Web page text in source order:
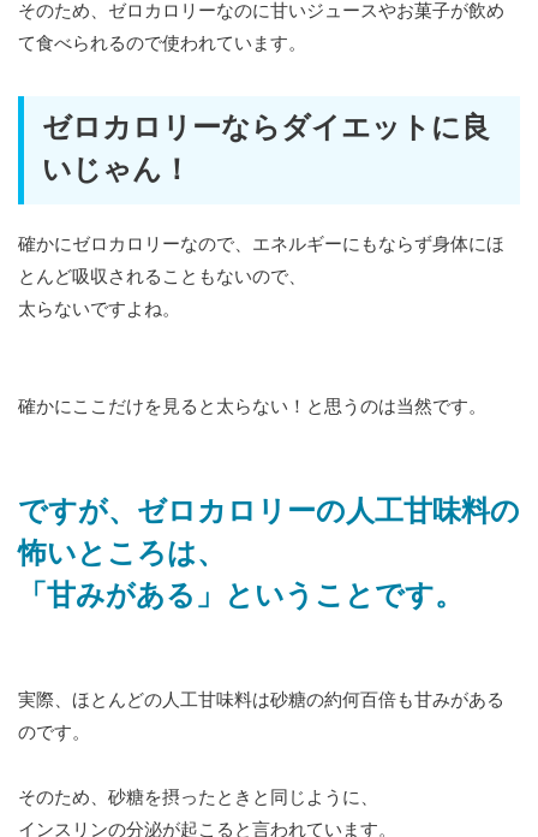
そのため、ゼロカロリーなのに甘いジュースやお菓子が飲め
て食べられるので使われています。
ゼロカロリーならダイエットに良
いじゃん！
確かにゼロカロリーなので、エネルギーにもならず身体にほ
とんど吸収されることもないので、
太らないですよね。
確かにここだけを見ると太らない！と思うのは当然です。
ですが、ゼロカロリーの人工甘味料の
怖いところは、
「甘みがある」ということです。
実際、ほとんどの人工甘味料は砂糖の約何百倍も甘みがある
のです。
そのため、砂糖を摂ったときと同じように、
インスリンの分泌が起こると言われています。